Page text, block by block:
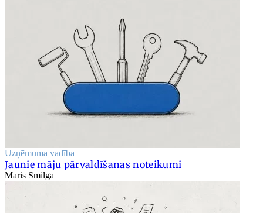
Uzņēmuma vadība
Jaunie māju pārvaldīšanas noteikumi
Māris Smilga